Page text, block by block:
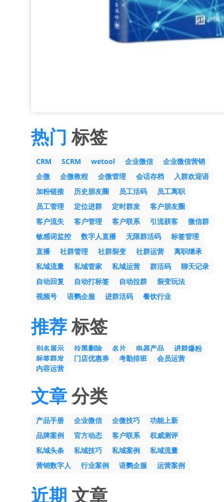
热门 标签
CRM SCRM wetool 企业微信
企业微信营销
企微
企微教程 企微管理 会话存档
入群欢迎语
加粉链接
历史朋友圈 员工活码
员工离职
员工管理
定位进群 定时群发
客户朋友圈
客户流失
客户管理 客户联系 引流获客
微信群
敏感词监控
数字人直播 无限群活码
标签管理
直播
社群管理 社群裂变 社群运营
离职继承
私域流量
私域管家 私域运营 群活码
聊天记录
自动回复
自动打标签 自动拉群
裂变玩法
视频号
语鹦企服 进群活码 餐饮行业
推荐标签
别名展示 拉黑删除 名片 电器产品
进群爆粉
标签群发
门店优惠券 考勤排班
会员运营
内容运营
文章分类
产品手册 企业微信 企微技巧
功能上新
品牌案例
官方动态 客户联系
权威测评
私域头条
私域技巧 私域案例
私域流量
营销数字人
行业案例 语鹦企服 运营案例
近期 文章